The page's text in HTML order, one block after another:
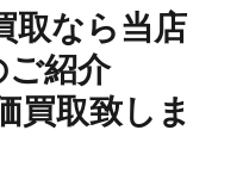
取なら当店
紹介
取致しま